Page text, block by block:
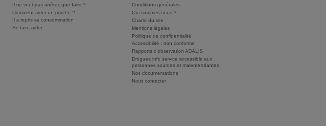
Il ne veut pas arrêter, que faire ?
Comment aider un proche ?
Il a repris sa consommation
Se faire aider
Conditions générales
Qui sommes-nous ?
Charte du site
Mentions légales
Politique de confidentialité
Accessibilité : non conforme
Rapports d'observation ADALIS
Drogues info service accessible aux
personnes sourdes et malentendantes
Nos documentations
Nous contacter